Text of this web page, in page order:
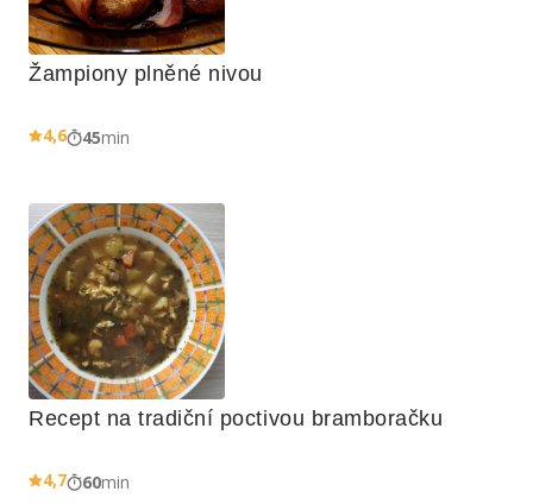
Žampiony plněné nivou
4,6 45min
Recept na tradiční poctivou bramboračku
4,7 60min